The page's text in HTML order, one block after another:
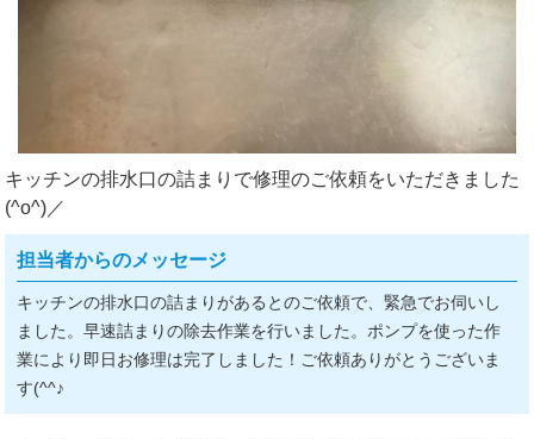
キッチンの排水口の詰まりで修理のご依頼をいただきました
(^o^)／
担当者からのメッセージ
キッチンの排水口の詰まりがあるとのご依頼で、緊急でお伺いし
ました。早速詰まりの除去作業を行いました。ポンプを使った作
業により即日お修理は完了しました！ご依頼ありがとうございま
す(^^♪